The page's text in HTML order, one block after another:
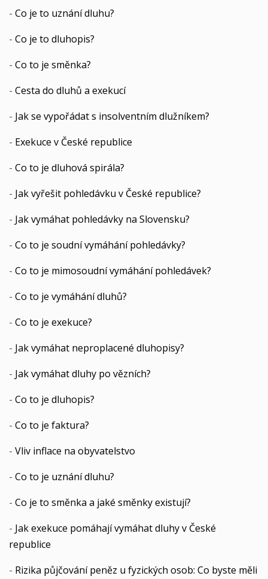
- Co je to uznání dluhu?
- Co je to dluhopis?
- Co to je směnka?
- Cesta do dluhů a exekucí
- Jak se vypořádat s insolventním dlužníkem?
- Exekuce v České republice
- Co to je dluhová spirála?
- Jak vyřešit pohledávku v České republice?
- Jak vymáhat pohledávky na Slovensku?
- Co to je soudní vymáhání pohledávky?
- Co to je mimosoudní vymáhání pohledávek?
- Co to je vymáhání dluhů?
- Co to je exekuce?
- Jak vymáhat neproplacené dluhopisy?
- Jak vymáhat dluhy po vězních?
- Co to je dluhopis?
- Co to je faktura?
- Vliv inflace na obyvatelstvo
- Co to je uznání dluhu?
- Co je to směnka a jaké směnky existují?
- Jak exekuce pomáhají vymáhat dluhy v České
republice
- Rizika půjčování peněz u fyzických osob: Co byste měli